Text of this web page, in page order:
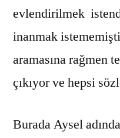
evlendirilmek
inanmak
aramasına rağmen
çıkıyor ve hepsi
Burada Aysel